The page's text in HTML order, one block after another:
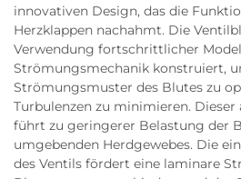
innovativen Design, das die
Herzklappen nachahmt. Die
Verwendung fortschrittlicher
Strömungsmechanik konstruiert,
Strömungsmuster des Blutes zu
Turbulenzen zu minimieren.
führt zu geringerer Belastung der
umgebenden Herdgewebes. Die
des Ventils fördert eine laminare